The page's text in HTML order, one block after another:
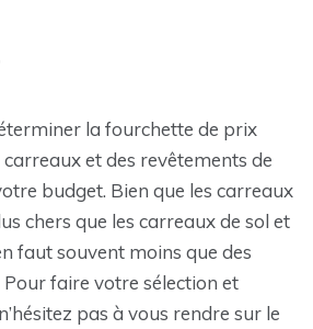
la fourchette de prix
et des revêtements de
budget. Bien que les carreaux
chers que les carreaux de sol et
faut souvent moins que des
faire votre sélection et
pas à vous rendre sur le